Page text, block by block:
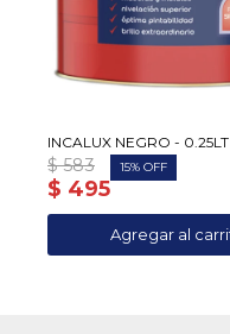
INCALUX NEGRO - 0.25LT
$ 495
$ 583 15